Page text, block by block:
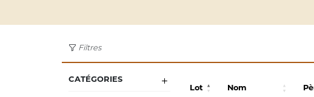
Filtres
Lot Nom
CATÉGORIES